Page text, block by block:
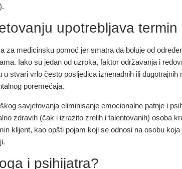
upotrebljava
za medicinsku pomoć jer smatra da boluje od
Iako su jedan od uzroka, faktor održavanja i
stvari vrlo često posljedica iznenadnih ili
poremećaja.
savjetovanja eliminisanje emocionalne patnje i
zdravih (čak i izrazito zrelih i talentovanih) osoba
klijent, kao opšti pojam koji se odnosi na osobu
i psihijatra?